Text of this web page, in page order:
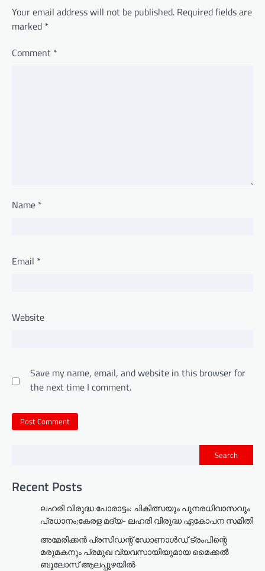
Your email address will not be published. Required fields are
marked *
Comment *
Name *
Email *
Website
Save my name, email, and website in this browser for
the next time I comment.
Search
Recent Posts
ലഹരി വിരുദ്ധ പോരാട്ടം: ചികിത്സയും പുനരധിവാസവും
പ്രധാനം;കേരള മദ്യ- ലഹരി വിരുദ്ധ ഏകോപന സമിതി
അമേരിക്കൻ പ്രസിഡന്റ് ഡോണാൾഡ് ട്രംപിന്റെ
മരുമകനും പ്രമുഖ വ്യവസായിയുമായ മൈക്കൽ
ബൂലോസ് ആലപ്പുഴയിൽ